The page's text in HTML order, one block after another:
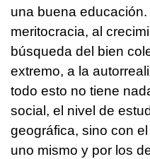
una buena
meritocracia, al
búsqueda del bien
extremo, a la
todo esto no tiene
social, el nivel de
geográfica, sino con
uno mismo y por los